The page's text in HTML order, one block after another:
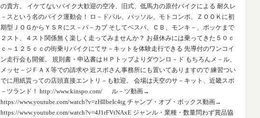
の貴方。 イケてないバイク大歓迎の空冷、旧式、低馬力の原付バイクによる 耐久レ
－スという名のバイク運動会！ ロ－ドパル、パッソル、モトコンポ、ＺＯＯＫに初
期型ＪＯＧからＹＳＲにス－パ－カブ そしてベスパ、ＣＢ、モンキ－、ポッケまで
２スト、４スト関係無く楽しく走ってみませんか？ お昼休みには乗ってきた５０ｃ
ｃ～１２５ｃｃの街乗りバイクにてサ－キットを体験走行できる 先導付のワンコイ
ン走行会も開催。 規則書・申込書はＨＰトップよりダウンロ－ド もちろんメ－ル、
メッセ－ジＦＡＸ等での請求や 近スポさん事務所にも置いてありますので 練習つい
でに用紙貰っての店頭直接エントリ－も歓迎。 会場は天空のサ－キット、近畿スポ
－ツランド！ http://www.kinspo.com/ ル－ツ動画→
https://www.youtube.com/watch?v=zHIlbeIc4tg チャンプ・オブ・ボックス動画→
https://www.youtube.com/watch?v=4J1rFVtNAxE ジャンル・業種・数量問わず賞品協